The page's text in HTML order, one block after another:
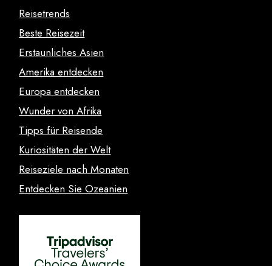
Reisetrends
Beste Reisezeit
Erstaunliches Asien
Amerika entdecken
Europa entdecken
Wunder von Afrika
Tipps für Reisende
Kuriositäten der Welt
Reiseziele nach Monaten
Entdecken Sie Ozeanien